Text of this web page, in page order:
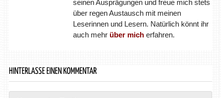
seinen Ausprägungen und freue mich stets
über regen Austausch mit meinen
Leserinnen und Lesern. Natürlich könnt ihr
auch mehr über micherfahren.
HINTERLASSE EINEN KOMMENTAR